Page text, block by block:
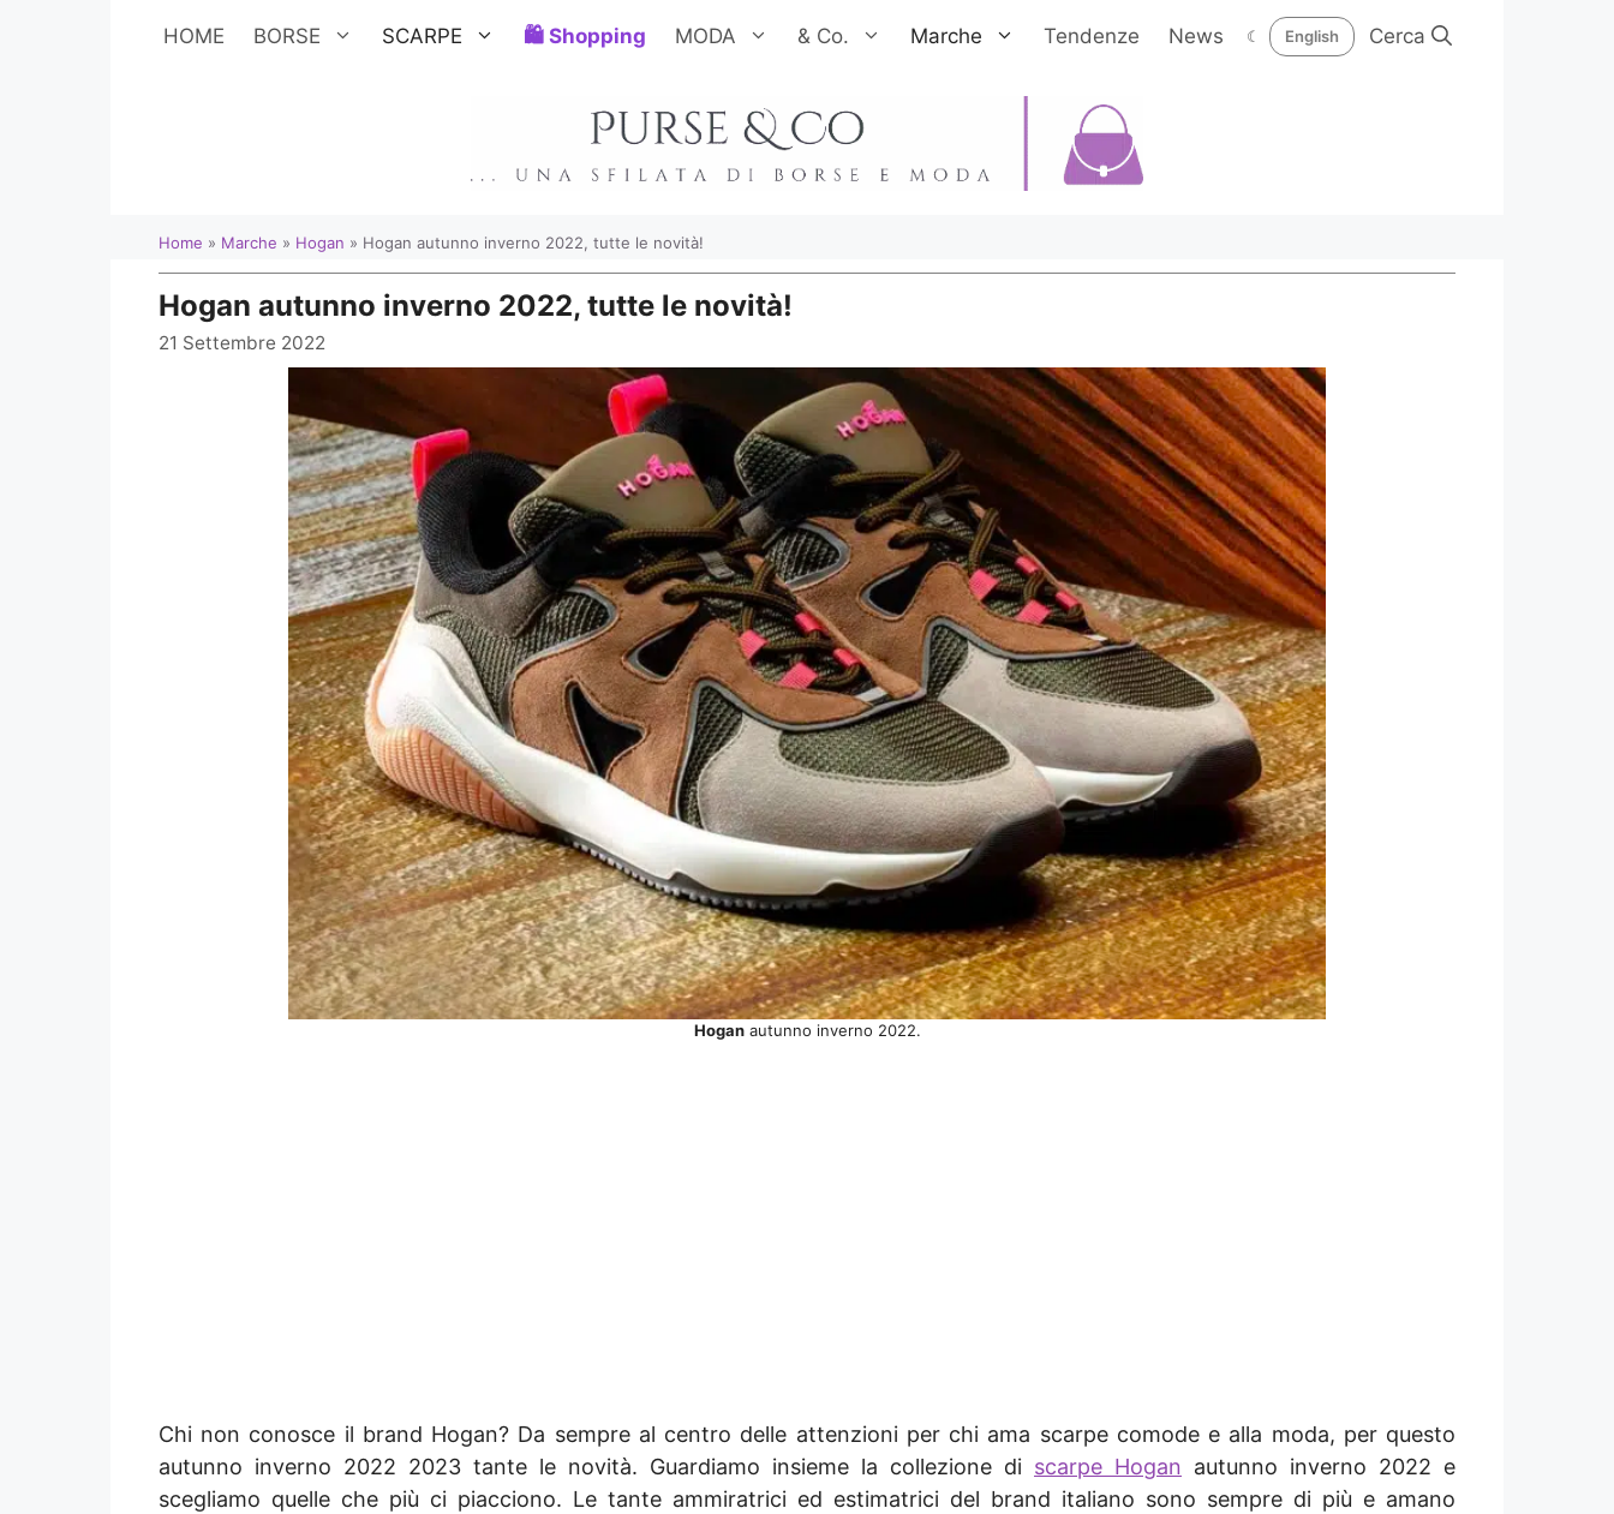
HOME BORSE SCARPE Shopping MODA & Co. Marche Tendenze News ☾ English
Home » Marche » Hogan » Hogan autunno inverno 2022, tutte le novità!
Hogan autunno inverno 2022, tutte le novità!
21 Settembre 2022
Hoganautunno inverno 2022.
Chi non conosce il brand Hogan? Da sempre al centro delle attenzioni per chi ama scarpe comode e alla moda, per questo
autunno inverno 2022 2023 tante le novità. Guardiamo insieme la collezione di scarpe Hogan autunno inverno 2022 e
scegliamo quelle che più ci piacciono. Le tante ammiratrici ed estimatrici del brand italiano sono sempre di più e amano